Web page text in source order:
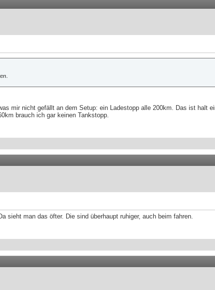
mir nicht gefällt an dem Setup: ein Ladestopp alle 200km. Das ist halt
brauch ich gar keinen Tankstopp.
sieht man das öfter. Die sind überhaupt ruhiger, auch beim fahren.